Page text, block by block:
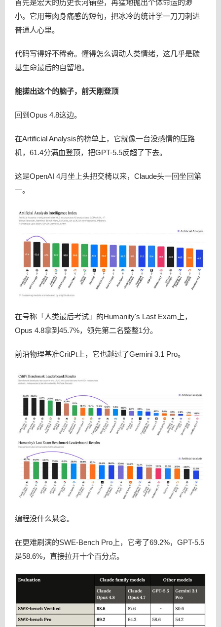
首先是宏大的历史长河铺垫，再猛地抛出个体命运的渺
小。它用带肉身痛感的短句，把冰冷的统计学一刀刀刺进
普通人心里。
代码写得好不稀奇。懂得怎么调动人类情绪，这几乎是碳
基生命最后的自留地。
能搓出这个的脑子，前天刚登顶
回到Opus 4.8这边。
在Artificial Analysis的榜单上，它就像一台没感情的压路
机，61.4分满血登顶，把GPT-5.5反超了下去。
这是OpenAI 4月坐上头把交椅以来，Claude头一回坐回第
一。
在号称「人类最后考试」的Humanity's Last Exam上，
Opus 4.8拿到45.7%，领先第二名整整1分。
前沿物理基准CritPt上，它也越过了Gemini 3.1 Pro。
编程没什么悬念。
在更难刷满的SWE-Bench Pro上，它考了69.2%，GPT-5.5
是58.6%，直接拉开十个百分点。